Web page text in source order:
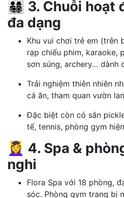
👨‍👩‍👧‍👦 3. Chuỗi
đa dạng
Khu vui chơi trẻ em (trên
rạp chiếu phim, karaoke,
sơn súng, archery… dành
Trải nghiệm thiên nhiên
cá ăn, tham quan vườn
Đặc biệt còn có sân
tế, tennis, phòng gym
💆‍♀️ 4. Spa &
nghi
Flora Spa với 18 phòng,
sóc. Phòng gym trang bị